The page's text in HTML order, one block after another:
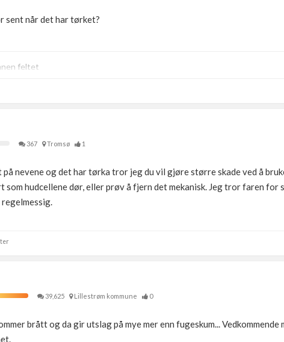
sent når det har tørket?
feltet
367 Tromsø 1
nevene og det har tørka tror jeg du vil gjøre større skade ved å
hudcellene dør, eller prøv å fjern det mekanisk. Jeg tror faren for
39,625 Lillestrøm kommune 0
brått og da gir utslag på mye mer enn fugeskum...